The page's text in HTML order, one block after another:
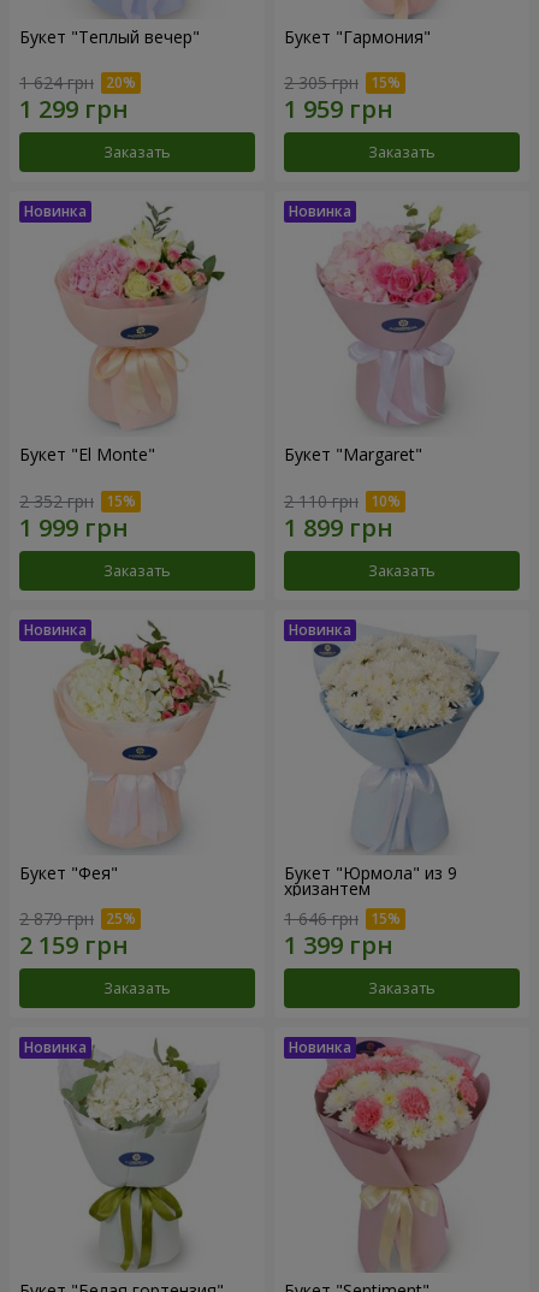
Букет "Теплый вечер"
1 624 грн
Заказать
Букет "Гармония"
2 305 грн
Заказать
Букет "El Monte"
2 352 грн
Заказать
Букет "Margaret"
2 110 грн
Заказать
Букет "Фея"
2 879 грн
Заказать
Букет "Юрмола" из 9
хризантем
1 646 грн
Заказать